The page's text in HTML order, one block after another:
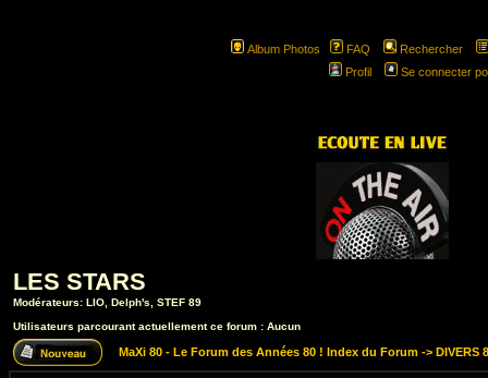
Album Photos FAQ
Rechercher
Profil
Se connecter
LES STARS
Modérateurs: LIO Delph's
STEF 89
Utilisateurs parcourant actuellement ce forum : Aucun
MaXi 80 - Le Forum des Années 80 ! Index du Forum -> DIVERS